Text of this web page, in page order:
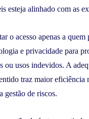
esteja alinhado com as
o acesso apenas a quem
e privacidade para
ou usos indevidos. A
traz maior eficiência
gestão de riscos.